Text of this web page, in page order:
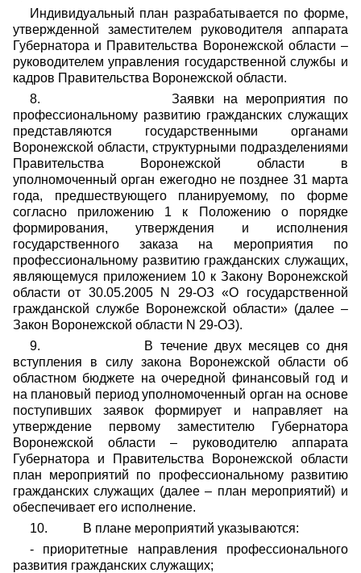
Индивидуальный план разрабатывается по форме,
утвержденной заместителем руководителя аппарата
Губернатора и Правительства Воронежской области –
руководителем управления государственной службы и
кадров Правительства Воронежской области.
8.
Заявки на мероприятия по
профессиональному развитию гражданских служащих
представляются государственными органами
Воронежской области, структурными подразделениями
Правительства Воронежской области в
уполномоченный орган ежегодно не позднее 31 марта
года, предшествующего планируемому, по форме
согласно приложению 1 к Положению о порядке
формирования, утверждения и исполнения
государственного заказа на мероприятия по
профессиональному развитию гражданских служащих,
являющемуся приложением 10 к Закону Воронежской
области от 30.05.2005 N 29-ОЗ «О государственной
гражданской службе Воронежской области» (далее –
Закон Воронежской области N 29-ОЗ).
9.
В течение двух месяцев со дня
вступления в силу закона Воронежской области об
областном бюджете на очередной финансовый год и
на плановый период уполномоченный орган на основе
поступивших заявок формирует и направляет на
утверждение первому заместителю Губернатора
Воронежской области – руководителю аппарата
Губернатора и Правительства Воронежской области
план мероприятий по профессиональному развитию
гражданских служащих (далее – план мероприятий) и
обеспечивает его исполнение.
10.
В плане мероприятий указываются:
- приоритетные направления профессионального
развития гражданских служащих;